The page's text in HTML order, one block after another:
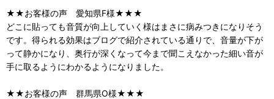
★★お客様の声 愛知県F様★★★
どこに貼っても音質が向上していく様はまさに病みつきになりそう
です。得られる効果はブログで紹介されている通りで、音量が下が
って静かになり、奥行が深くなって今まで聞こえなかった細い音が
手に取るようにわかるようになりました。
★★お客様の声 群馬県O様★★★